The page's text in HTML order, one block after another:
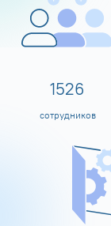
1600
сотрудников